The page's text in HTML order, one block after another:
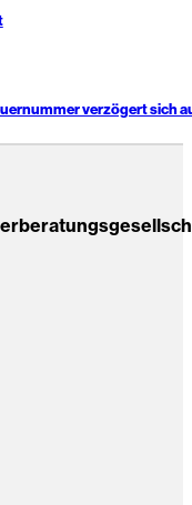
verzögert sich